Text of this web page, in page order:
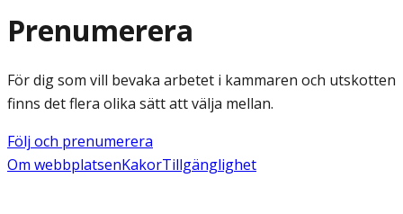
Prenumerera
För dig som vill bevaka arbetet i kammaren och utskotten
finns det flera olika sätt att välja mellan.
Följ och prenumerera
Om webbplatsenKakorTillgänglighet